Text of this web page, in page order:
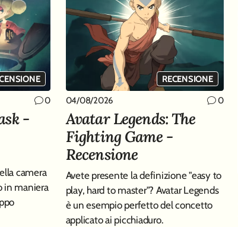
0
-
camera
in maniera
RECENSIONE
04/08/2026 0
Avatar Legends: The
Fighting Game -
Recensione
Avete presente la definizione "easy to
play, hard to master"? Avatar Legends
è un esempio perfetto del concetto
applicato ai picchiaduro.